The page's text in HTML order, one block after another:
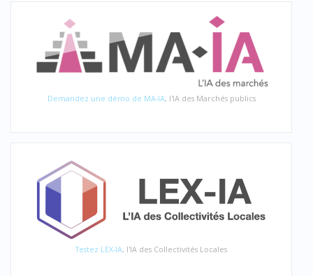
Demandez une démo de MA-IA, l'IA des Marchés publics
Testez LEX-IA, l'IA des Collectivités Locales